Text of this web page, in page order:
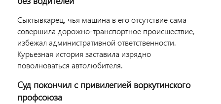
Сыктывкарец, чья машина в его отсутствие сама
совершила дорожно-транспортное происшествие,
избежал административной ответственности.
Курьезная история заставила изрядно
поволноваться автолюбителя.
Суд покончил с привилегией воркутинского
профсоюза